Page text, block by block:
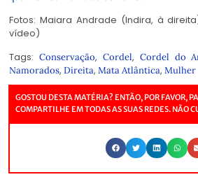
Fotos: Maiara Andrade (Indira, à
vídeo)
Tags: Conservação, Cordel, Cordel do
Namorados, Direita, Mata Atlântica, Mulher
GOSTOU DESTA MATÉRIA? ENTÃO, POR FAVOR,
COMPARTILHE EM TODAS AS SUAS REDES. NÃO